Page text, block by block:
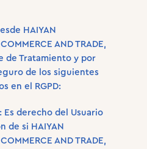
HAIYAN
AND TRADE,
de Tratamiento y por
de los siguientes
en el RGPD:
Es derecho del Usuario
de si HAIYAN
AND TRADE,